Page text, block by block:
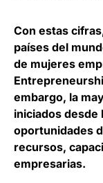
Con estas
países del
de mujeres
embargo, la
iniciados desde
oportunidades
recursos,
empresarias.